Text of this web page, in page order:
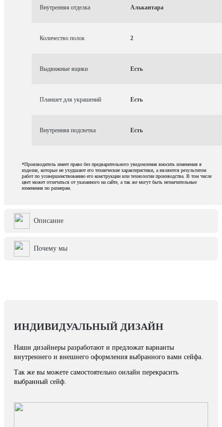
Внутренняя отделка Алькантара
Количество полок 2
Выдвижные ящики Есть
Планшет для украшений Есть
Внутренняя подсветка Есть
*Производитель имеет право без предварительного уведомления вносить изменения в
изделие, которые не ухудшают его технические характеристики, а являются результатом
работ по усовершенствованию его конструкции или технологии производства. В том числе
цвет может отличаться от указанного на сайте, а так же могут быть незначительные
изменения по размерам.
Описание
Почему мы
ИНДИВИДУАЛЬНЫЙ ДИЗАЙН
Наши дизайнеры разработают и предложат варианты
внутреннего и внешнего оформления выбранного вами сейфа.
Так же вы можете самостоятельно онлайн перекрасить
выбранный сейф.